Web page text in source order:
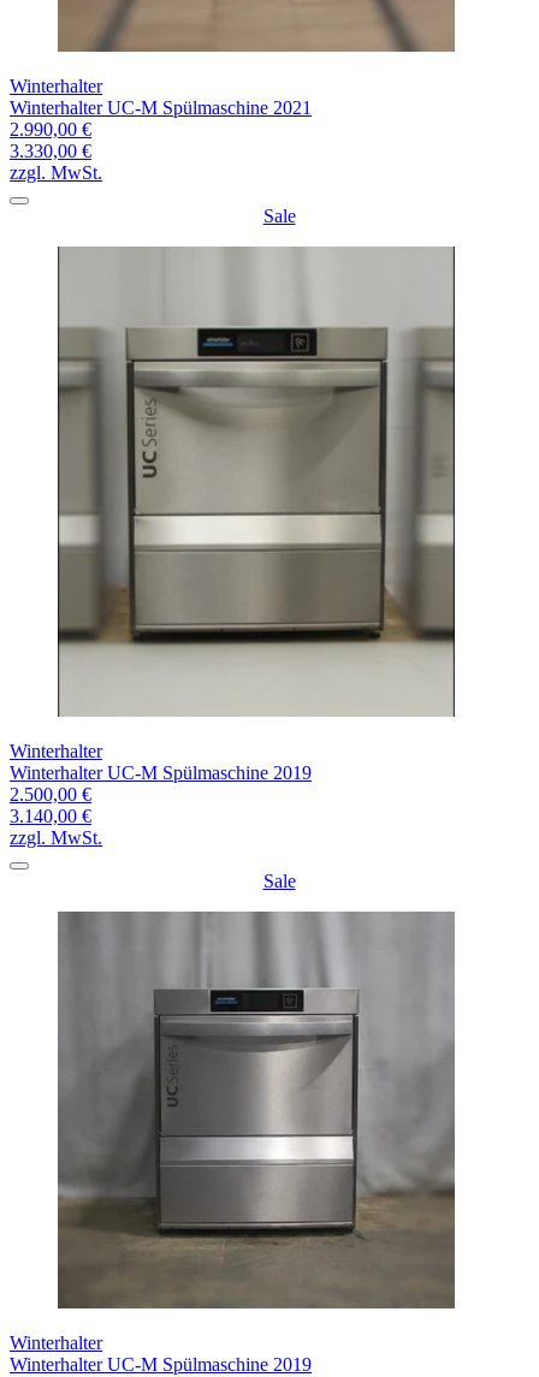
Winterhalter
Winterhalter UC-M Spülmaschine 2021
2.990,00 €
3.330,00 €
zzgl. MwSt.
Sale
Winterhalter
Winterhalter UC-M Spülmaschine 2019
2.500,00 €
3.140,00 €
zzgl. MwSt.
Sale
Winterhalter
Winterhalter UC-M Spülmaschine 2019